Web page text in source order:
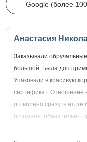
Google (более
Анастасия
Заказывали
большой. Была
Упаковали в красивую
сертификат. Отношение
оговорено сразу, в
огромное, обязательно